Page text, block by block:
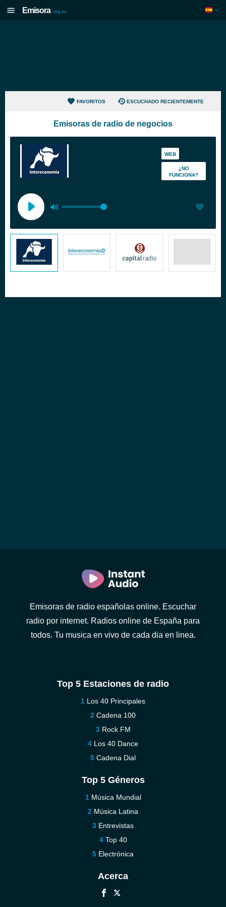
Emisora .org.es
FAVORITOS ESCUCHADO RECIENTEMENTE
Emisoras de radio de negocios
WEB
¿NO
FUNCIONA?
Emisoras de radio españolas online. Escuchar
radio por internet. Radios online de España para
todos. Tu musica en vivo de cada dia en linea.
Top 5 Estaciones de radio
Los 40 Principales
Cadena 100
Rock FM
Los 40 Dance
Cadena Dial
Top 5 Géneros
Música Mundial
Música Latina
Entrevistas
Top 40
Electrónica
Acerca